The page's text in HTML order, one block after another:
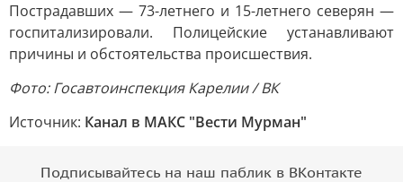
Пострадавших — 73-летнего и 15-летнего северян —
госпитализировали. Полицейские устанавливают
причины и обстоятельства происшествия.
Фото: Госавтоинспекция Карелии / ВК
Источник: Канал в МАКС "Вести Мурман"
Подписывайтесь на наш паблик в ВКонтакте